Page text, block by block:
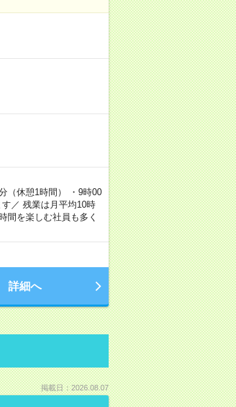
（休憩1時間） ・9時00
／ 残業は月平均10時
間を楽しむ社員も多く
詳細へ
掲載日：2026.08.07